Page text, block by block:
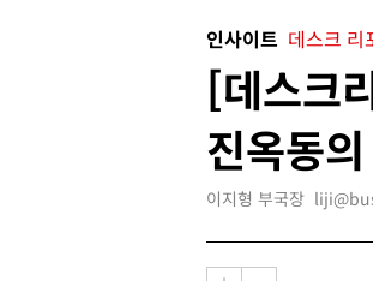
인사이트 데스크 리
[데스크
진옥동
이지형 부국장